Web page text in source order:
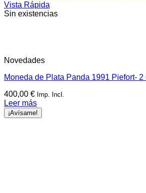
Vista Rápida
Sin existencias
Novedades
Moneda de Plata Panda 1991 Piefort- 2
400,00 € Imp. Incl.
Leer más
¡Avísame!